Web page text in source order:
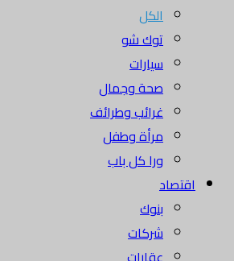
الكل
توك شو
سيارات
صحة وجمال
غرائب وطرائف
مرأة وطفل
ورا كل باب
اقتصاد
بنوك
شركات